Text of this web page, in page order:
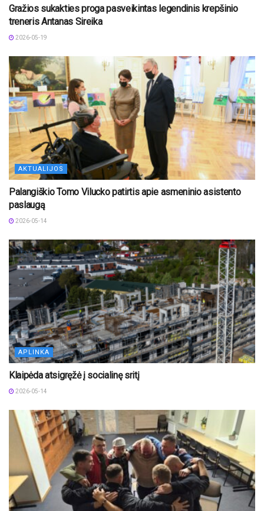
Gražios sukakties proga pasveikintas legendinis krepšinio
treneris Antanas Sireika
2026-05-19
AKTUALIJOS
Palangiškio Tomo Vilucko patirtis apie asmeninio asistento
paslaugą
2026-05-14
APLINKA
Klaipėda atsigręžė į socialinę sritį
2026-05-14